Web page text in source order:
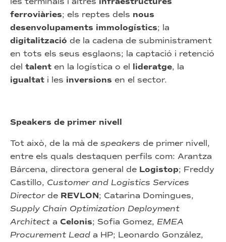
ferroviàries; els reptes dels nous
desenvolupaments immologístics; la
digitalització de la cadena de subministrament
en tots els seus esglaons; la captació i retenció
del talent en la logística o el lideratge, la
igualtat i les inversions en el sector.
Speakers de primer nivell
Tot això, de la mà de speakers de primer nivell,
entre els quals destaquen perfils com: Arantza
Bárcena, directora general de Logistop; Freddy
Castillo, Customer and Logistics Services
Directorde REVLON; Catarina Domingues,
Supply Chain Optimization Deployment
Architect a Celonis; Sofia Gomez, EMEA
Procurement Lead a HP; Leonardo González,